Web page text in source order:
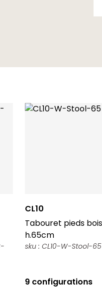
CL10
Tabouret pieds
h.65cm
sku : CL10-W-Stool-65
9 configurations